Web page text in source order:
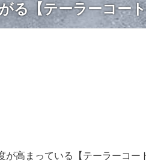
る【テーラーコー
高まっている【テーラーコー